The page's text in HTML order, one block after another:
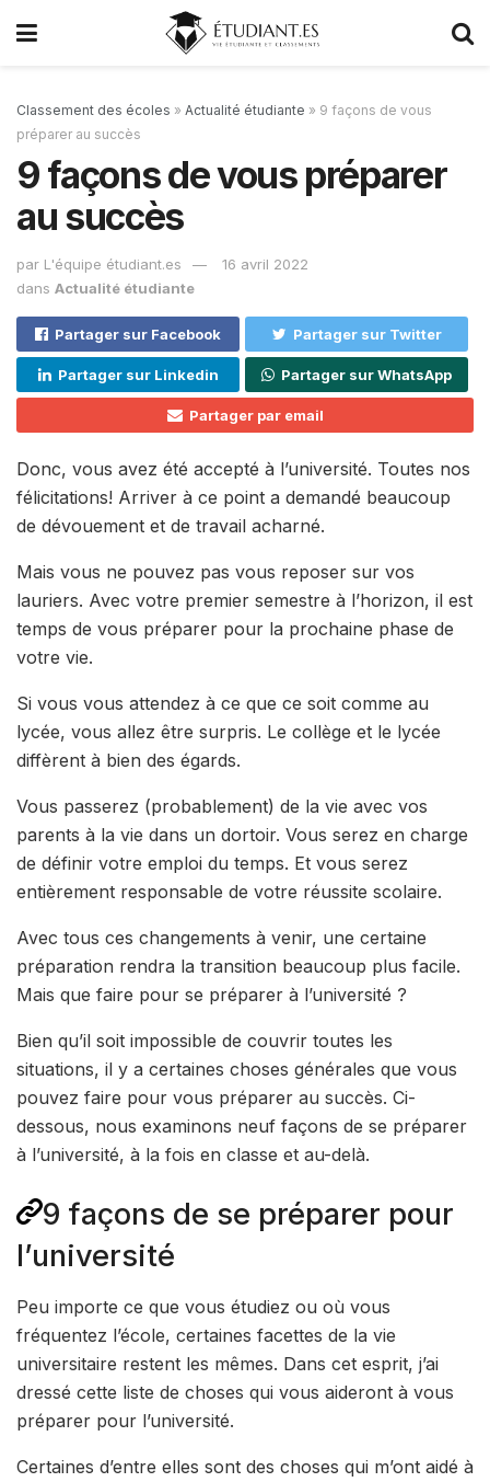
Classement des écoles » Actualité étudiante » 9 façons de vous
préparer au succès
9 façons de vous préparer
au succès
par L'équipe étudiant.es
16 avril 2022
dans Actualité étudiante
Partager sur Facebook Partager sur Twitter
Partager sur Linkedin Partager sur WhatsApp
Partager par email
Donc, vous avez été accepté à l’université. Toutes nos
félicitations! Arriver à ce point a demandé beaucoup
de dévouement et de travail acharné.
Mais vous ne pouvez pas vous reposer sur vos
lauriers. Avec votre premier semestre à l’horizon, il est
temps de vous préparer pour la prochaine phase de
votre vie.
Si vous vous attendez à ce que ce soit comme au
lycée, vous allez être surpris. Le collège et le lycée
diffèrent à bien des égards.
Vous passerez (probablement) de la vie avec vos
parents à la vie dans un dortoir. Vous serez en charge
de définir votre emploi du temps. Et vous serez
entièrement responsable de votre réussite scolaire.
Avec tous ces changements à venir, une certaine
préparation rendra la transition beaucoup plus facile.
Mais que faire pour se préparer à l’université ?
Bien qu’il soit impossible de couvrir toutes les
situations, il y a certaines choses générales que vous
pouvez faire pour vous préparer au succès. Ci-
dessous, nous examinons neuf façons de se préparer
à l’université, à la fois en classe et au-delà.
9 façons de se préparer pour
l’université
Peu importe ce que vous étudiez ou où vous
fréquentez l’école, certaines facettes de la vie
universitaire restent les mêmes. Dans cet esprit, j’ai
dressé cette liste de choses qui vous aideront à vous
préparer pour l’université.
Certaines d’entre elles sont des choses qui m’ont aidé à